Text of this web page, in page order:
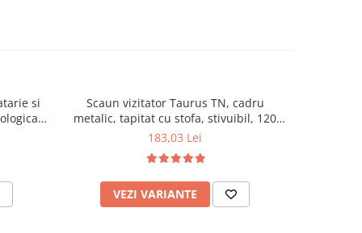
si
Scaun vizitator Taurus TN, cadru
metalic, tapitat cu stofa, stivuibil, 120
kg, negru
183,03 Lei
VEZI VARIANTE